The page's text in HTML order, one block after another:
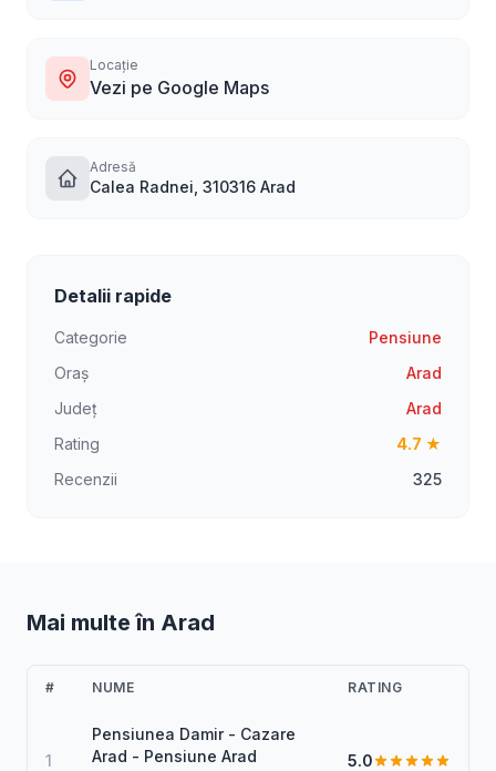
Locație
Vezi pe Google Maps
Adresă
Calea Radnei, 310316 Arad
Detalii rapide
Categorie
Pensiune
Oraș
Arad
Județ
Arad
Rating
4.7 ★
Recenzii
325
Mai multe în Arad
# NUME RATING
1
Pensiunea Damir - Cazare
Arad - Pensiune Arad
5.0